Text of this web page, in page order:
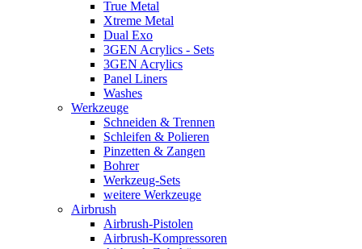
True Metal
Xtreme Metal
Dual Exo
3GEN Acrylics - Sets
3GEN Acrylics
Panel Liners
Washes
Werkzeuge
Schneiden & Trennen
Schleifen & Polieren
Pinzetten & Zangen
Bohrer
Werkzeug-Sets
weitere Werkzeuge
Airbrush
Airbrush-Pistolen
Airbrush-Kompressoren